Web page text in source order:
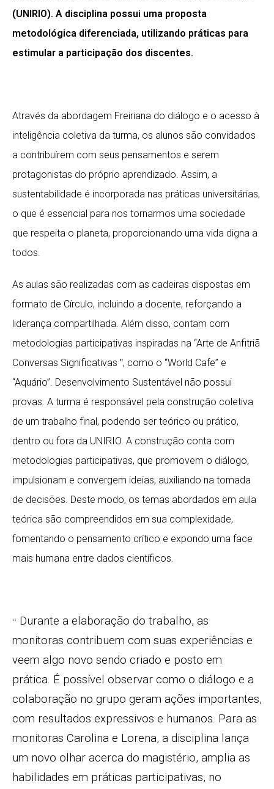
(UNIRIO). A disciplina possui uma proposta
metodológica diferenciada, utilizando práticas para
estimular a participação dos discentes.
Através da abordagem Freiriana do diálogo e o acesso à
inteligência coletiva da turma, os alunos são convidados
a contribuírem com seus pensamentos e serem
protagonistas do próprio aprendizado. Assim, a
sustentabilidade é incorporada nas práticas universitárias,
o que é essencial para nos tornarmos uma sociedade
que respeita o planeta, proporcionando uma vida digna a
todos.
As aulas são realizadas com as cadeiras dispostas em
formato de Círculo, incluindo a docente, reforçando a
liderança compartilhada. Além disso, contam com
metodologias participativas inspiradas na “Arte de Anfitriã
Conversas Significativas ‟, como o “World Cafe” e
“Aquário”. Desenvolvimento Sustentável não possui
provas. A turma é responsável pela construção coletiva
de um trabalho final, podendo ser teórico ou prático,
dentro ou fora da UNIRIO. A construção conta com
metodologias participativas, que promovem o diálogo,
impulsionam e convergem ideias, auxiliando na tomada
de decisões. Deste modo, os temas abordados em aula
teórica são compreendidos em sua complexidade,
fomentando o pensamento crítico e expondo uma face
mais humana entre dados científicos.
“ Durante a elaboração do trabalho, as
monitoras contribuem com suas experiências e
veem algo novo sendo criado e posto em
prática. É possível observar como o diálogo e a
colaboração no grupo geram ações importantes,
com resultados expressivos e humanos. Para as
monitoras Carolina e Lorena, a disciplina lança
um novo olhar acerca do magistério, amplia as
habilidades em práticas participativas, no